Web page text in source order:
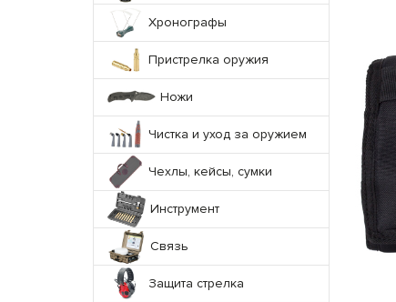
Хронографы
Пристрелка оружия
Ножи
Чистка и уход за оружием
Чехлы, кейсы, сумки
Инструмент
Связь
Защита стрелка